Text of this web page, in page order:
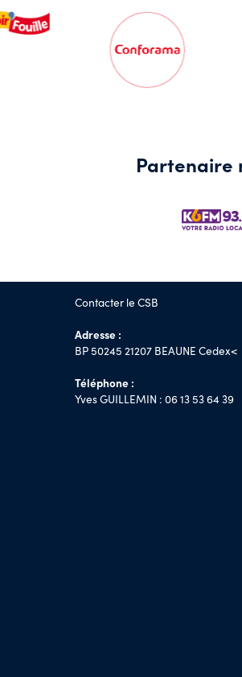
Partenaire
Contacter le CSB
Adresse :
BP 50245 21207 BEAUNE Cedex<
Téléphone :
Yves GUILLEMIN : 06 13 53 64 39